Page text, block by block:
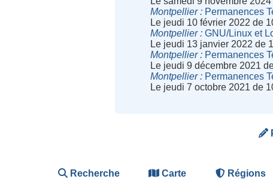
Montpellier
Permanences
Le jeudi 10 février 2022 de
Montpellier
GNU/Linux et
Le jeudi 13 janvier 2022 de
Montpellier
Permanences
Le jeudi 9 décembre 2021
Montpellier
Permanences
Le jeudi 7 octobre 2021 de
Recherche Carte Régions